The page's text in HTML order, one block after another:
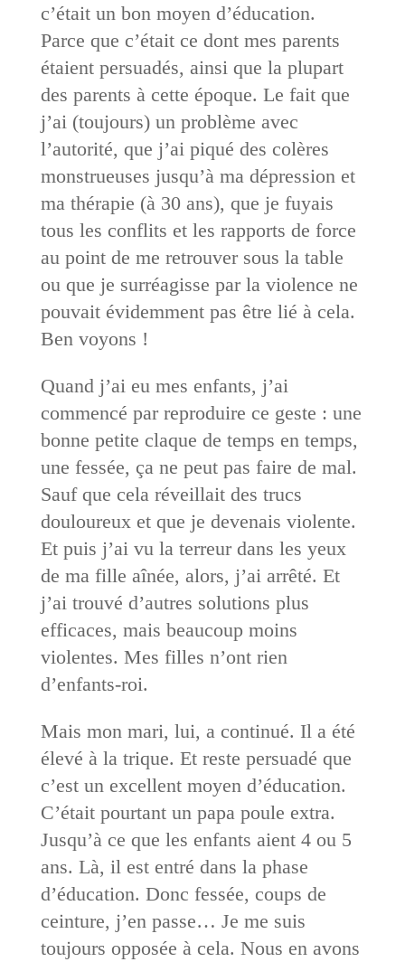
c’était un bon moyen d’éducation.
Parce que c’était ce dont mes parents
étaient persuadés, ainsi que la plupart
des parents à cette époque. Le fait que
j’ai (toujours) un problème avec
l’autorité, que j’ai piqué des colères
monstrueuses jusqu’à ma dépression et
ma thérapie (à 30 ans), que je fuyais
tous les conflits et les rapports de force
au point de me retrouver sous la table
ou que je surréagisse par la violence ne
pouvait évidemment pas être lié à cela.
Ben voyons !
Quand j’ai eu mes enfants, j’ai
commencé par reproduire ce geste : une
bonne petite claque de temps en temps,
une fessée, ça ne peut pas faire de mal.
Sauf que cela réveillait des trucs
douloureux et que je devenais violente.
Et puis j’ai vu la terreur dans les yeux
de ma fille aînée, alors, j’ai arrêté. Et
j’ai trouvé d’autres solutions plus
efficaces, mais beaucoup moins
violentes. Mes filles n’ont rien
d’enfants-roi.
Mais mon mari, lui, a continué. Il a été
élevé à la trique. Et reste persuadé que
c’est un excellent moyen d’éducation.
C’était pourtant un papa poule extra.
Jusqu’à ce que les enfants aient 4 ou 5
ans. Là, il est entré dans la phase
d’éducation. Donc fessée, coups de
ceinture, j’en passe… Je me suis
toujours opposée à cela. Nous en avons